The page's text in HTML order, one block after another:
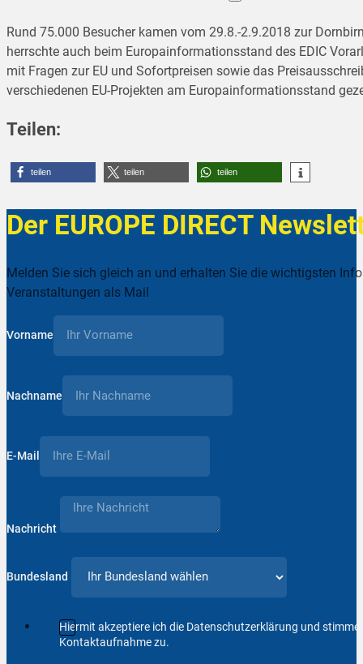
Rund 75.000 Besucher kamen vom 29.8.-2.9.2018 zur
herrschte auch beim Europainformationsstand des EDIC
mit Fragen zur EU und Sofortpreisen sowie das
verschiedenen EU-Projekten am Europainformationsstand
Teilen:
teilen teilen teilen
Der EUROPE DIRECT
Melden Sie sich gleich an und erhalten Sie die wichtigsten
Veranstaltungen als Mail
Vorname
Nachname
E-Mail
Nachricht
Bundesland
Hiermit akzeptiere ich die Datenschutzerklärung und
Kontaktaufnahme zu.